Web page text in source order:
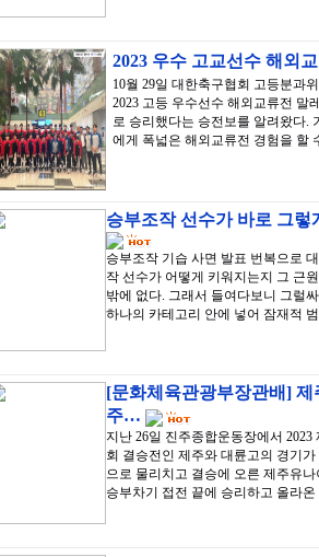
2023 우수 고교선수 해외
10월 29일 대한축구협회 고등분과
2023 고등 우수선수 해외교류전 말
로 승리했다는 승전보를 알려왔다.
에게 폭넓은 해외교류전 경험을 할
승부조작 선수가 바로 그
승부조작 기습 사면 발표 번복으로
작 선수가 어떻게 키워지는지 그 근
밖에 없다. 그래서 들여다보니 그럴
하나의 카테고리 안에 넣어 잠재적
[문화체육관광부장관배]
주…
지난 26일 진주종합운동장에서
회 결승전인 제주와 대륜고의 경기
으로 물리치고 결승에 오른 제주유
승부차기 접전 끝에 승리하고 올라